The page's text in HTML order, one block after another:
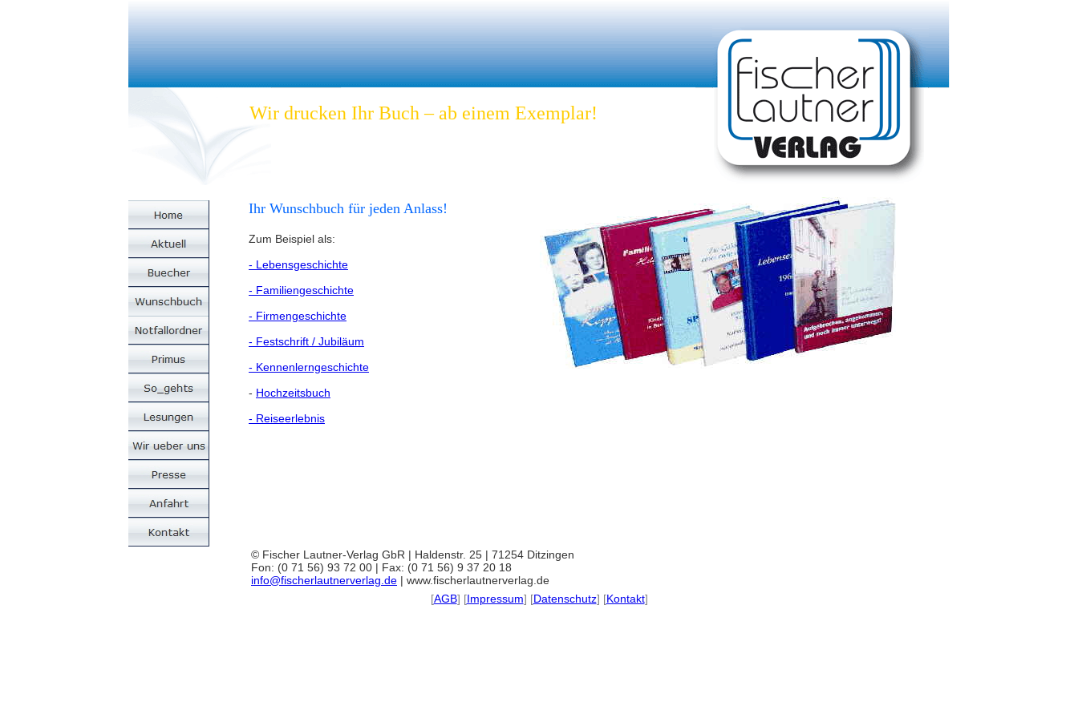
Ihr Wunschbuch für jeden Anlass!
Zum Beispiel als:
- Lebensgeschichte
- Familiengeschichte
- Firmengeschichte
- Festschrift / Jubiläum
- Kennenlerngeschichte
- Hochzeitsbuch
- Reiseerlebnis
Wir drucken Ihr Buch – ab einem Exemplar!
© Fischer Lautner-Verlag GbR | Haldenstr. 25 | 71254 Ditzingen
Fon: (0 71 56) 93 72 00 | Fax: (0 71 56) 9 37 20 18
info@fischerlautnerverlag.de | www.fischerlautnerverlag.de
[AGB] [Impressum] [Datenschutz] [Kontakt]